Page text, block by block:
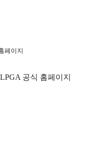
페이지
공식 홈페이지